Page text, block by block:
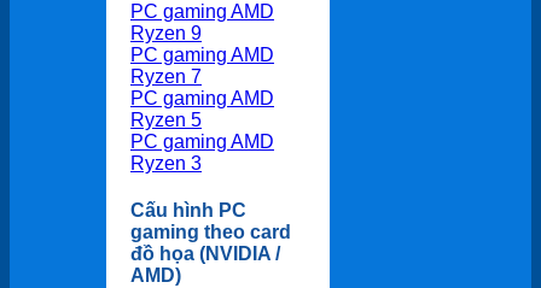
PC gaming AMD
Ryzen 9
PC gaming AMD
Ryzen 7
PC gaming AMD
Ryzen 5
PC gaming AMD
Ryzen 3
Cấu hình PC
gaming theo card
đồ họa (NVIDIA /
AMD)